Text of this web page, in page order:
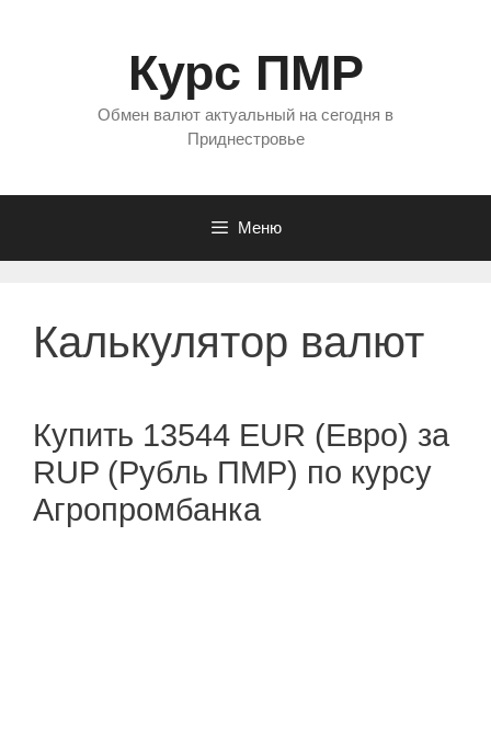
Курс ПМР
Обмен валют актуальный на сегодня в
Приднестровье
Меню
Калькулятор валют
Купить 13544 EUR (Евро) за
RUP (Рубль ПМР) по курсу
Агропромбанка